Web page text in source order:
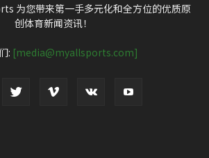
为您带来第一手多元化和全方位的优质原
创体育新闻资讯！
: [media@myallsports.com]